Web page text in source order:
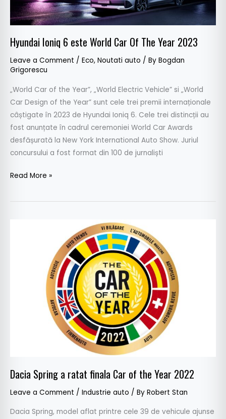
Hyundai Ioniq 6 este World Car Of The Year 2023
Leave a Comment / Eco, Noutati auto / By Bogdan
Grigorescu
„World Car of the Year”, „World Electric Vehicle” si „World
Car Design of the Year” sunt cele trei premii internaționale
câștigate în 2023 de Hyundai Ioniq 6. Cele trei distincții au
fost anunțate în cadrul ceremoniei World Car Awards
desfășurată la New York International Auto Show. Juriul
concursului a fost format din 100 de jurnaliști
Year
2023
Read More »
Dacia Spring a ratat finala Car of the Year 2022
Leave a Comment / Industrie auto / By Robert Stan
Dacia Spring, model aflat printre cele 39 de vehicule ajunse